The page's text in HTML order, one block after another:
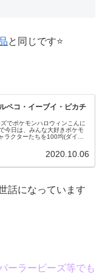
と同じです⭐
ペコ・イーブイ・ピカチ
でポケモンハロウィンこんに
今日は、みんな大好きポケモ
ラクターたちを100均(ダイソ
2020.10.06
話になっています
ーラービーズ等でも